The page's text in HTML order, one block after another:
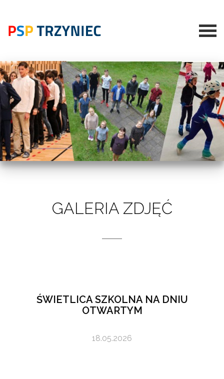
GALERIA ZDJĘĆ
ŚWIETLICA SZKOLNA NA DNIU
OTWARTYM
18.05.2026